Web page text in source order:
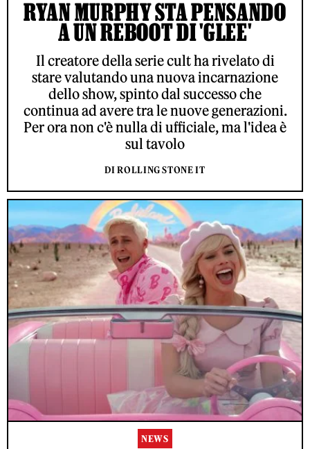
RYAN MURPHY STA PENSANDO
A UN REBOOT DI 'GLEE'
Il creatore della serie cult ha rivelato di
stare valutando una nuova incarnazione
dello show, spinto dal successo che
continua ad avere tra le nuove generazioni.
Per ora non c'è nulla di ufficiale, ma l'idea è
sul tavolo
DI ROLLING STONE IT
NEWS